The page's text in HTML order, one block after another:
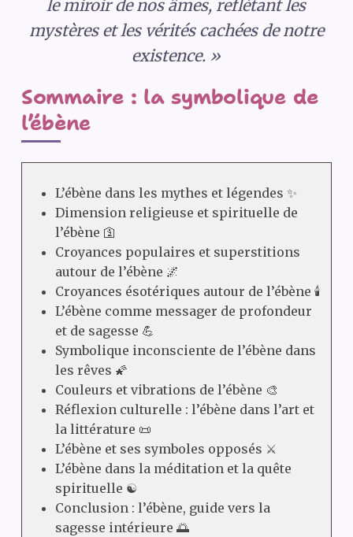
le miroir de nos âmes, reflétant les
mystères et les vérités cachées de notre
existence. »
Sommaire : la symbolique de
l’ébène
L’ébène dans les mythes et légendes ✨
Dimension religieuse et spirituelle de
l’ébène 🛐
Croyances populaires et superstitions
autour de l’ébène 🌌
Croyances ésotériques autour de l’ébène 🕯️
L’ébène comme messager de profondeur
et de sagesse 💪
Symbolique inconsciente de l’ébène dans
les rêves 🌠
Couleurs et vibrations de l’ébène 🎨
Réflexion culturelle : l’ébène dans l’art et
la littérature 📜
L’ébène et ses symboles opposés ⚔️
L’ébène dans la méditation et la quête
spirituelle ☯️
Conclusion : l’ébène, guide vers la
sagesse intérieure 🌅